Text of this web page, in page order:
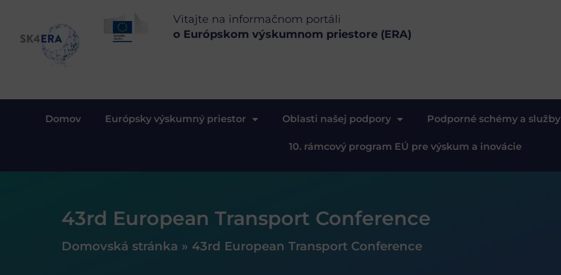
Vitajte na informačnom portáli
o Európskom výskumnom priestore (ERA)
Domov Európsky výskumný priestor Oblasti našej podpory Podporné schémy a služby
10. rámcový program EÚ pre výskum a inovácie
43rd European Transport Conference
Domovská stránka » 43rd European Transport Conference